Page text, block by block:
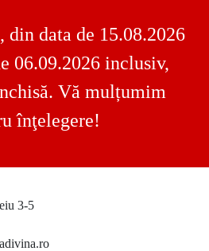
data de 15.08.2026
06.09.2026 inclusiv,
Vă mulțumim
înţelegere!
3-5